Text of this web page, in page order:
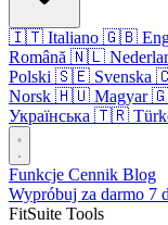
🇮🇹 Italiano 🇬🇧
Română 🇳🇱
Polski 🇸🇪 Svenska
Norsk 🇭🇺 Magyar
Українська 🇹🇷
Funkcje Cennik Blog
Wypróbuj za darmo 7
FitSuite Tools